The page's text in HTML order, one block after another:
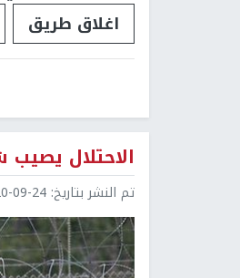
اغلاق طريق
الاحتلال
تم النشر بتاريخ: 24 08:22